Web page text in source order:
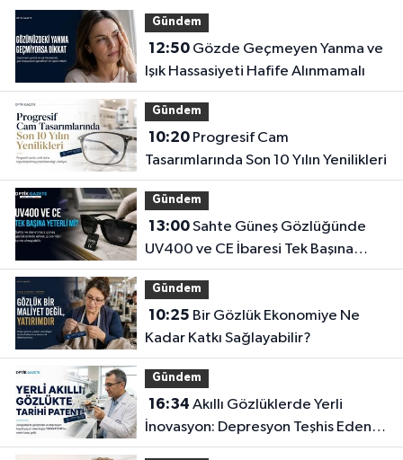
Gündem
12:50Gözde Geçmeyen Yanma ve
Işık Hassasiyeti Hafife Alınmamalı
Gündem
10:20Progresif Cam
Tasarımlarında Son 10 Yılın Yenilikleri
Gündem
13:00Sahte Güneş Gözlüğünde
UV400 ve CE İbaresi Tek Başına
Yeterli mi?
Gündem
10:25
Kadar Katkı Sağlayabilir?
Gündem
16:34
İnovasyon: Depresyon Teşhis Eden
Gözlüğe Türkpatent Onayı